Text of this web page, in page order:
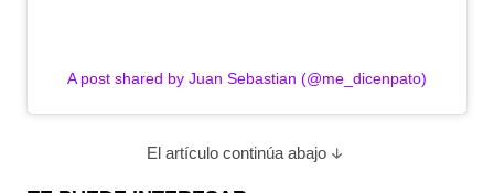
A post shared by Juan Sebastian (@me_dicenpato)
El artículo continúa abajo